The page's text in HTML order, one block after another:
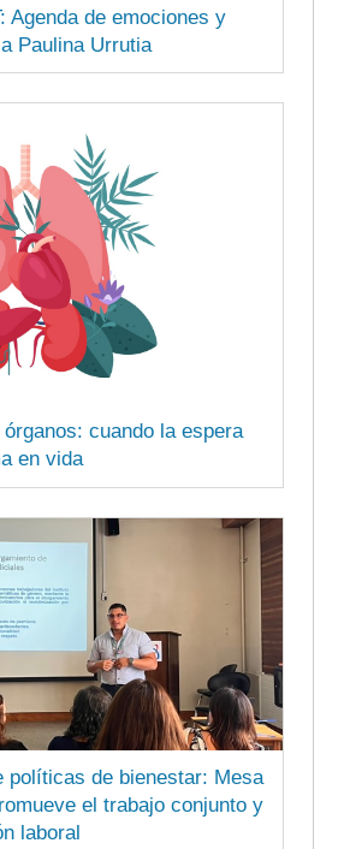
Agenda de emociones y
Paulina Urrutia
órganos: cuando la espera
en vida
políticas de bienestar: Mesa
el trabajo conjunto y
laboral